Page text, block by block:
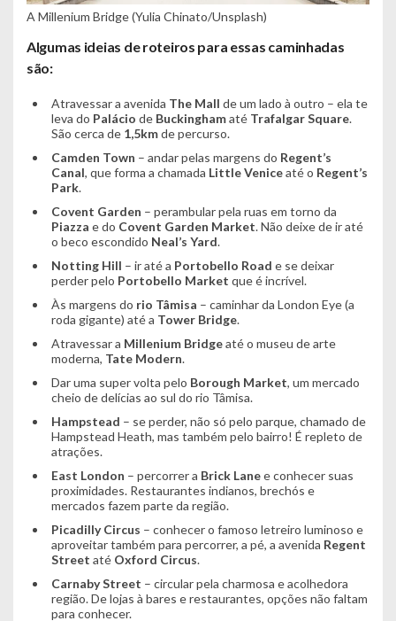
A Millenium Bridge (Yulia Chinato/Unsplash)
Algumas ideias de roteiros para essas caminhadas
são:
Atravessar a avenida The Mall de um lado à outro – ela te
leva do Palácio de Buckinghamaté TrafalgarSquare.
São cerca de 1,5kmde percurso.
Camden Town – andar pelas margens do Regent’s
Canal, que forma a chamada LittleVeniceaté o Regent’s
Park.
Covent Garden – perambular pela ruas em torno da
Piazza e do Covent Garden Market. Não deixe de ir até
o beco escondido Neal’s Yard.
Notting Hill – ir até a Portobello Road e se deixar
perder pelo Portobello Market que é incrível.
Às margens do rio Tâmisa – caminhar da London Eye (a
roda gigante) até a Tower Bridge.
Atravessar a Millenium Bridgeaté o museu de arte
moderna, Tate Modern.
Dar uma super volta pelo Borough Market, um mercado
cheio de delícias ao sul do rio Tâmisa.
Hampstead – se perder, não só pelo parque, chamado de
Hampstead Heath, mas também pelo bairro! É repleto de
atrações.
East London – percorrer a Brick Lanee conhecer suas
proximidades. Restaurantes indianos, brechós e
mercados fazem parte da região.
Picadilly Circus – conhecer o famoso letreiro luminoso e
aproveitar também para percorrer, a pé, a avenida Regent
Street até Oxford Circus.
CarnabyStreet – circular pela charmosa e acolhedora
região. De lojas à bares e restaurantes, opções não faltam
para conhecer.